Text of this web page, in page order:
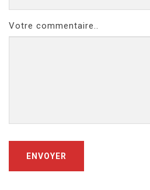
Votre commentaire..
ENVOYER